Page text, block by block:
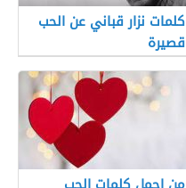
كلمات نزار قباني عن الحب
قصيرة